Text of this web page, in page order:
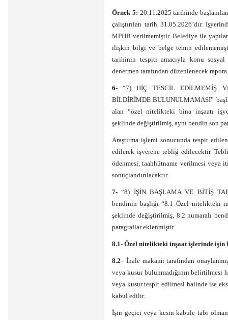
Örnek 5: 20.11.2025 tarihinde
çalıştırılan tarih 31.05.2026’dır.
MPHB verilmemiştir. Belediye ile
ilişkin bilgi ve belge temin
tarihinin tespiti amacıyla konu
denetmen tarafından düzenlenecek
6- “7) HİÇ TESCİL EDİLMEMİŞ
BİLDİRİMDE BULUNULMAMASI”
alan “özel nitelikteki bina inşaatı
şeklinde değiştirilmiş, aynı bendin son
Araştırma işlemi sonucunda tespit
edilerek işverene tebliğ edilecektir.
ödenmesi, taahhütname verilmesi veya
sonuçlandırılacaktır.
7- “8) İŞİN BAŞLAMA VE BİTİŞ
bendinin başlığı “8.1 Özel nitelikteki
şeklinde değiştirilmiş, 8.2 numaralı
paragraflar eklenmiştir.
8.1- Özel nitelikteki inşaat işlerinde
8.2– İhale makamı tarafından
veya kusur bulunmadığının
veya kusur tespit edilmesi halinde ise
kabul edilir.
İşin geçici veya kesin kabule tabi